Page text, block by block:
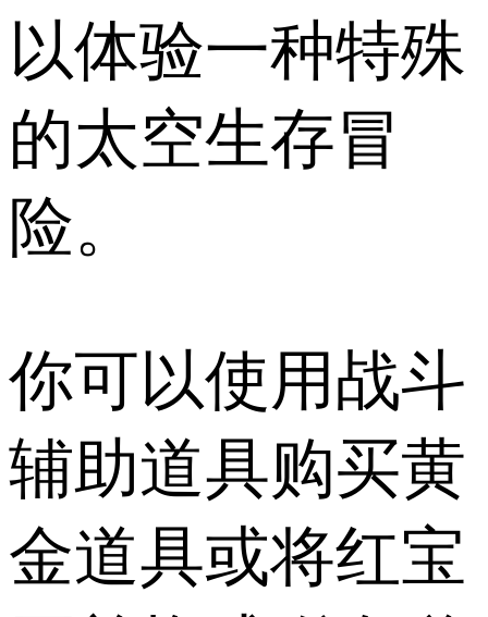
以体验一种特殊
的太空生存冒
险。
你可以使用战斗
辅助道具购买黄
金道具或将红宝